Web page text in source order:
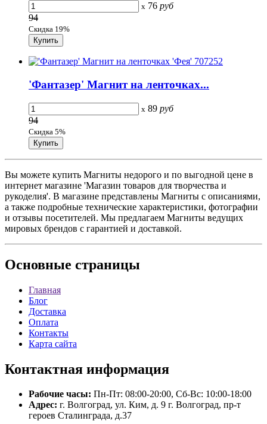
x 76 руб
94
Скидка 19%
'Фантазер' Магнит на ленточках...
x 89 руб
94
Скидка 5%
Вы можете купить Магниты недорого и по выгодной цене в
интернет магазине 'Магазин товаров для творчества и
рукоделия'. В магазине представлены Магниты с описаниями,
а также подробные технические характеристики, фотографии
и отзывы посетителей. Мы предлагаем Магниты ведущих
мировых брендов с гарантией и доставкой.
Основные страницы
Главная
Блог
Доставка
Оплата
Контакты
Карта сайта
Контактная информация
Рабочие часы: Пн-Пт: 08:00-20:00, Сб-Вс: 10:00-18:00
Адрес: г. Волгоград, ул. Ким, д. 9 г. Волгоград, пр-т
героев Сталинграда, д.37